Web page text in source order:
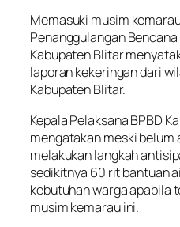
Memasuki musim
Penanggulangan
Kabupaten Blitar
laporan kekeringan dari
Kabupaten Blitar.
Kepala Pelaksana BPBD
mengatakan meski belum
melakukan langkah
sedikitnya 60 rit bantuan
kebutuhan warga apabila
musim kemarau ini.